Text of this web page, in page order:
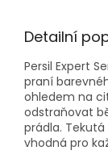
Detailní
Persil Expert
praní
ohledem na
odstraňovat
prádla.
vhodná pro